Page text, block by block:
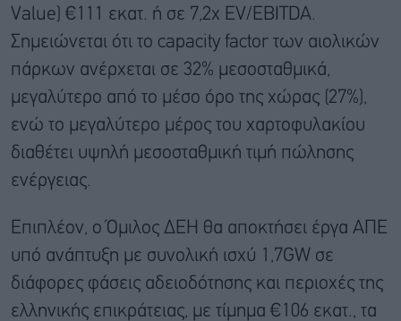
Value) €111 εκατ. ή σε 7,2x EV/EBITDA.
Σημειώνεται ότι το capacity factor των αιολικών
πάρκων ανέρχεται σε 32% μεσοσταθμικά,
μεγαλύτερο από το μέσο όρο της χώρας (27%),
ενώ το μεγαλύτερο μέρος του χαρτοφυλακίου
διαθέτει υψηλή μεσοσταθμική τιμή πώλησης
ενέργειας.
Επιπλέον, o Όμιλος ΔΕΗ θα αποκτήσει έργα ΑΠΕ
υπό ανάπτυξη με συνολική ισχύ 1,7GW σε
διάφορες φάσεις αδειοδότησης και περιοχές της
ελληνικής επικράτειας, με τίμημα €106 εκατ., τα